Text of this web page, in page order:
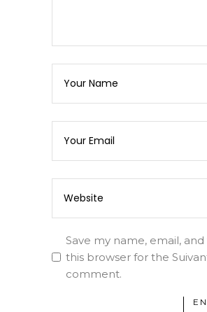
Save my name, email,
this browser for the
comment.